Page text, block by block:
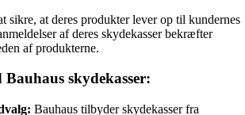
sikre, at deres produkter lever op til kundernes
af deres skydekasser bekræfter
af produkterne.
Bauhaus skydekasser:
Bauhaus tilbyder skydekasser fra